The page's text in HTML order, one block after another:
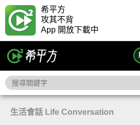
希平方
攻其不背
App 開放下載中
生活會話 Life Conversation